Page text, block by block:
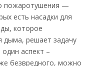
пожаротушения —
есть насадки для
которое
дыма, решает задачу
аспект –
безвредного, можно